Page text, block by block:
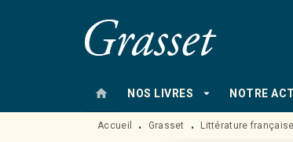
MENU RECHERCHE
home NOS LIVRES arrow_drop_down NOTRE
Accueil • Grasset • Littérature française